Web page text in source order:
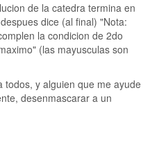
de la catedra termina en
dice (al final) "Nota:
la condicion de 2do
(las mayusculas son
todos, y alguien que me ayude
desenmascarar a un